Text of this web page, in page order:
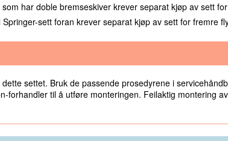
har doble bremseskiver krever separat kjøp av sett
sett foran krever separat kjøp av sett for fremre
settet. Bruk de passende prosedyrene i
til å utføre monteringen. Feilaktig montering